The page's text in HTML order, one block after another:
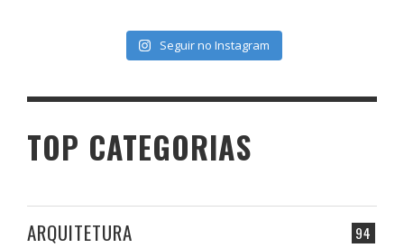
Seguir no Instagram
TOP CATEGORIAS
94
ARQUITETURA